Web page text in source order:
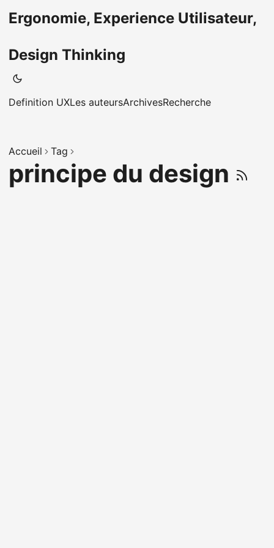
Ergonomie, Experience Utilisateur,
Design Thinking
Definition UXLes auteursArchivesRecherche
Accueil Tag
principe du design